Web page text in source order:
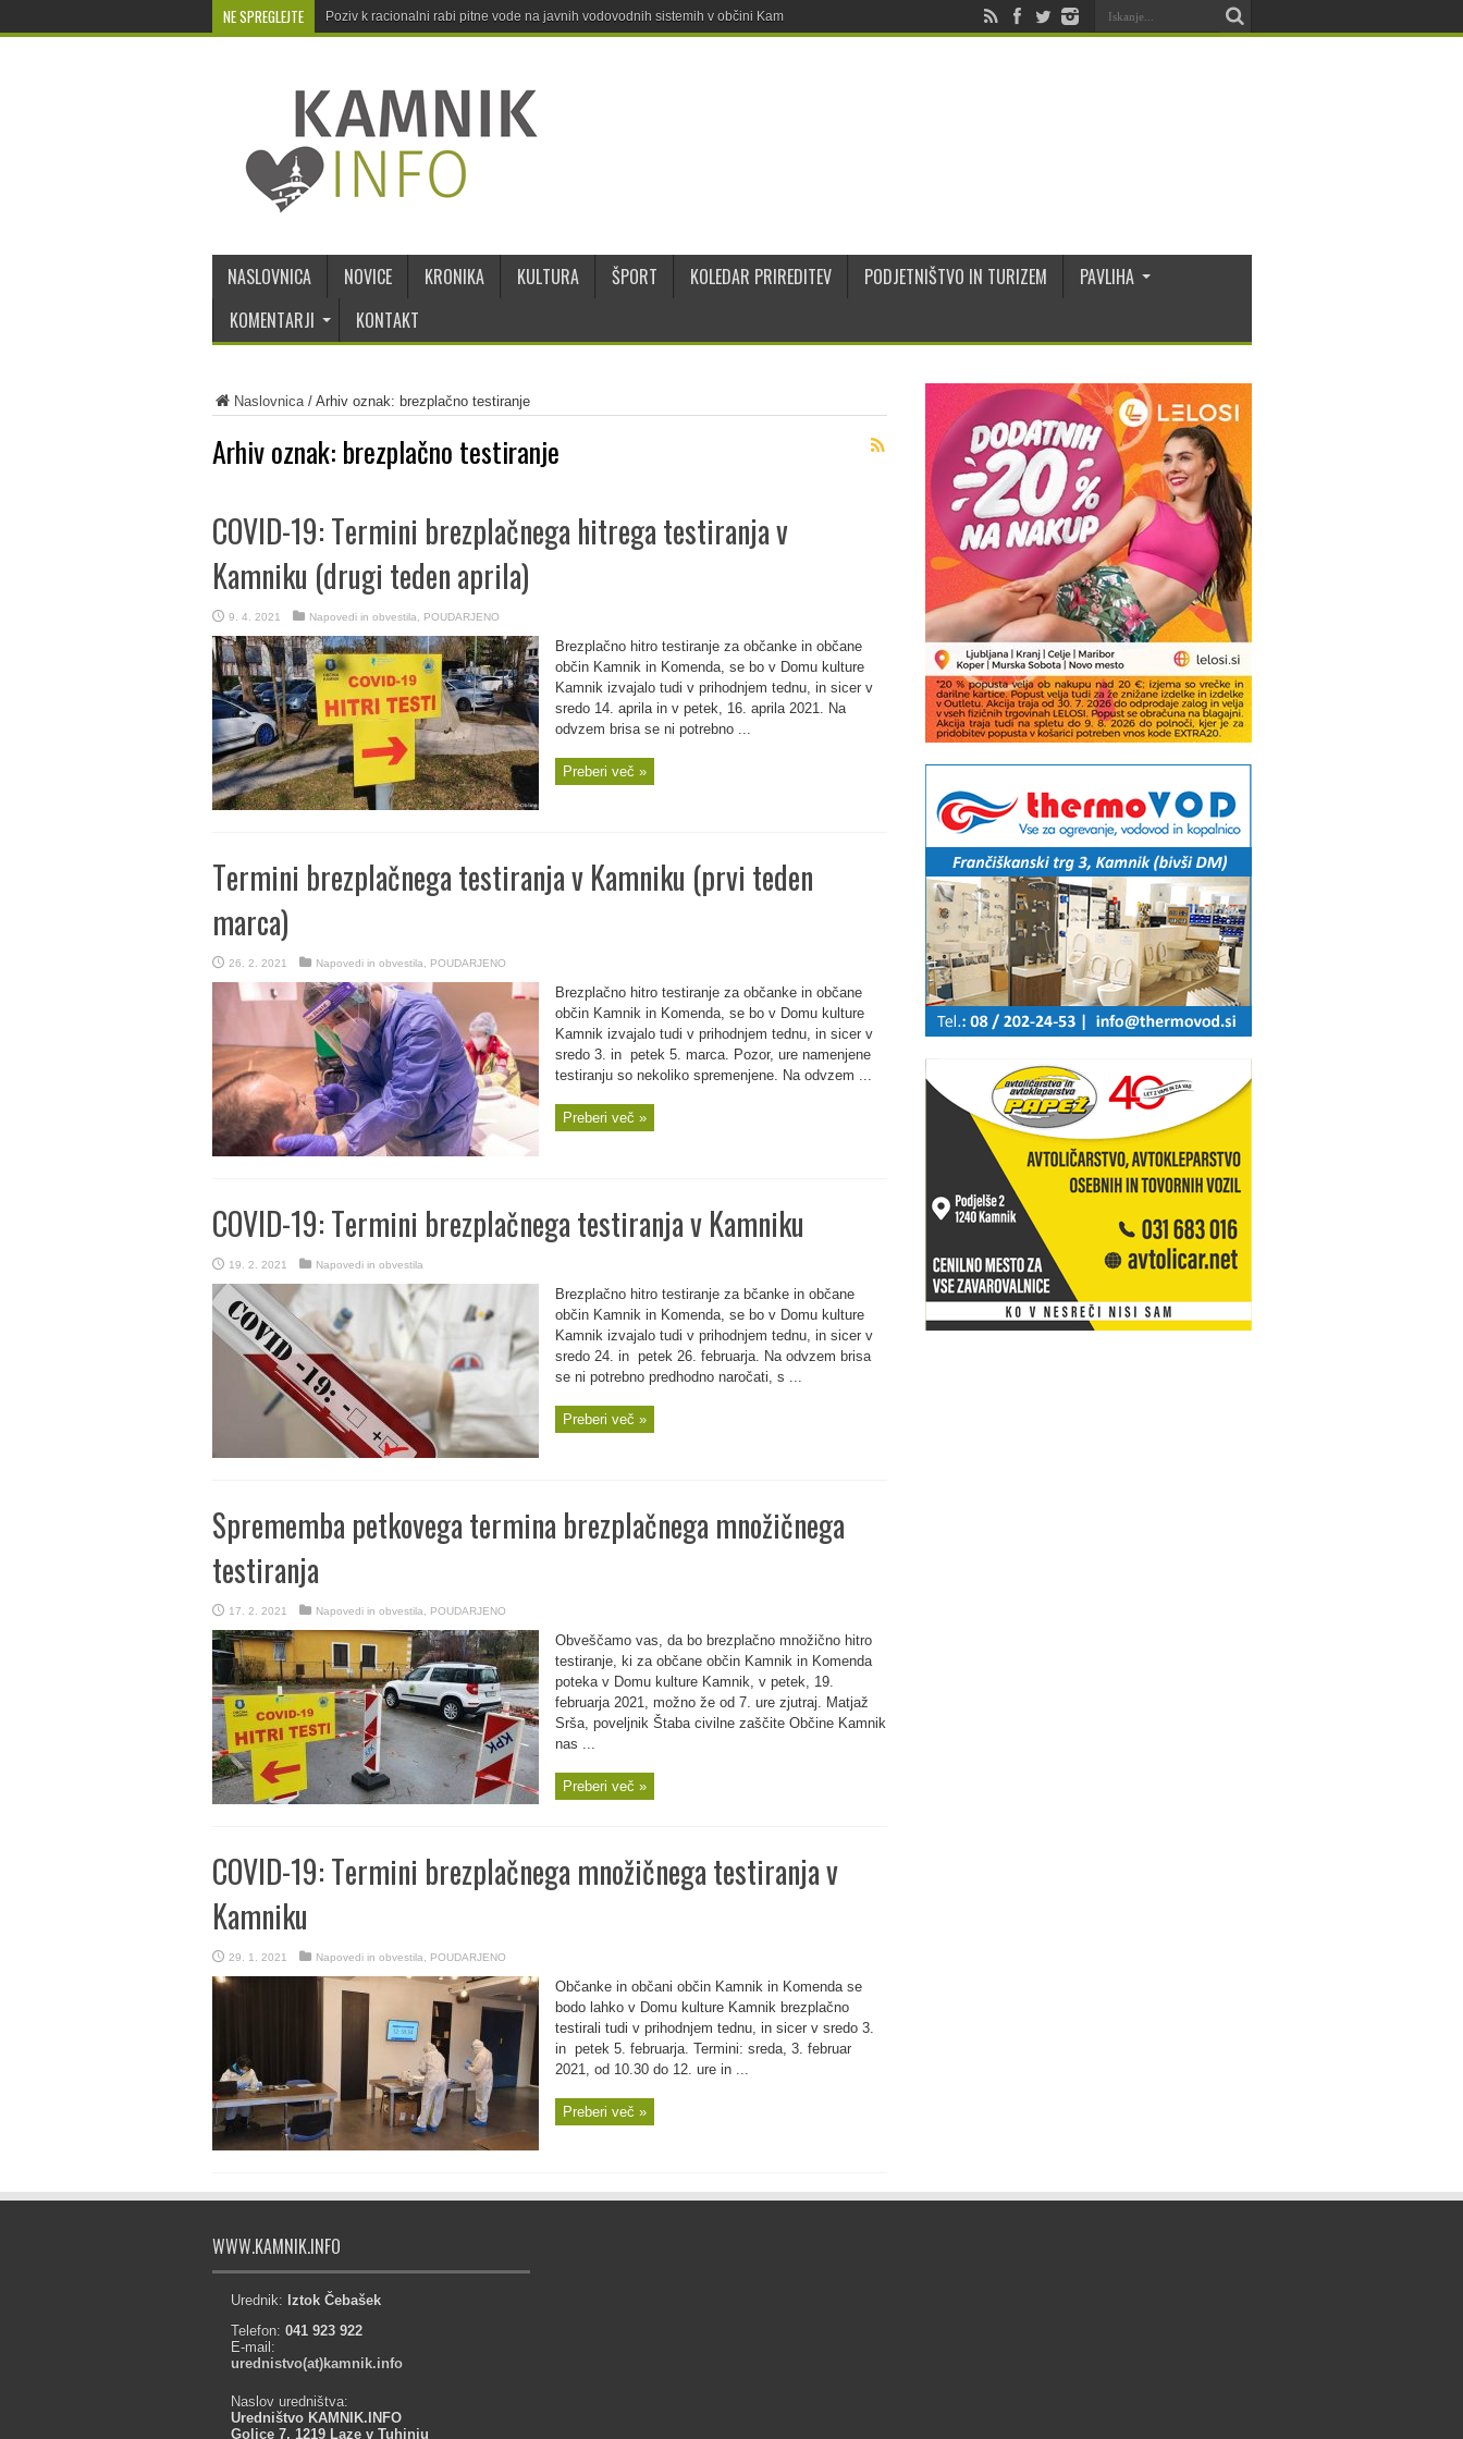
NE SPREGLEJTE Poziv k racionalni rabi pitne vode na javnih vodovodnih sistemih v občini Kamnik
NASLOVNICA NOVICE KRONIKA KULTURA ŠPORT KOLEDAR PRIREDITEV PODJETNIŠTVO IN TURIZEM
PAVLIHA
KOMENTARJI
KONTAKT
Naslovnica/ Arhiv oznak: brezplačno testiranje
Arhiv oznak: brezplačno testiranje
COVID-19: Termini brezplačnega hitrega testiranja v
Kamniku (drugi teden aprila)
9. 4. 2021 Napovedi in obvestila POUDARJENO
Brezplačno hitro testiranje za občanke in občane
občin Kamnik in Komenda, se bo v Domu kulture
Kamnik izvajalo tudi v prihodnjem tednu, in sicer v
sredo 14. aprila in v petek, 16. aprila 2021. Na
odvzem brisa se ni potrebno ...
Preberi več »
Termini brezplačnega testiranja v Kamniku (prvi teden
marca)
26. 2. 2021 Napovedi in obvestila POUDARJENO
Brezplačno hitro testiranje za občanke in občane
občin Kamnik in Komenda, se bo v Domu kulture
Kamnik izvajalo tudi v prihodnjem tednu, in sicer v
sredo 3. in petek 5. marca. Pozor, ure namenjene
testiranju so nekoliko spremenjene. Na odvzem ...
Preberi več »
COVID-19: Termini brezplačnega testiranja v Kamniku
19. 2. 2021 Napovedi in obvestila
Brezplačno hitro testiranje za bčanke in občane
občin Kamnik in Komenda, se bo v Domu kulture
Kamnik izvajalo tudi v prihodnjem tednu, in sicer v
sredo 24. in petek 26. februarja. Na odvzem brisa
se ni potrebno predhodno naročati, s ...
Preberi več »
Sprememba petkovega termina brezplačnega množičnega
testiranja
17. 2. 2021 Napovedi in obvestila POUDARJENO
Obveščamo vas, da bo brezplačno množično hitro
testiranje, ki za občane občin Kamnik in Komenda
poteka v Domu kulture Kamnik, v petek, 19.
februarja 2021, možno že od 7. ure zjutraj. Matjaž
Srša, poveljnik Štaba civilne zaščite Občine Kamnik
nas ...
Preberi več »
COVID-19: Termini brezplačnega množičnega testiranja v
Kamniku
29. 1. 2021 Napovedi in obvestila POUDARJENO
Občanke in občani občin Kamnik in Komenda se
bodo lahko v Domu kulture Kamnik brezplačno
testirali tudi v prihodnjem tednu, in sicer v sredo 3.
in petek 5. februarja. Termini: sreda, 3. februar
2021, od 10.30 do 12. ure in ...
Preberi več »
WWW.KAMNIK.INFO
Urednik: Iztok Čebašek
Telefon: 041 923 922
E-mail:
urednistvo(at)kamnik.info
Naslov uredništva:
Uredništvo KAMNIK.INFO
Golice 7, 1219 Laze v Tuhinju